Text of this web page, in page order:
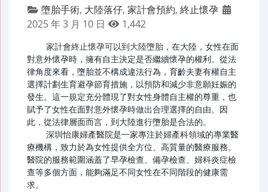
墮胎手術, 大陸落仔, 家計會預約, 終止懷孕
2025 年 3 月 10 日
1,442
家計會終止懷孕可以到大陸墮胎 ，在大陸，女性在面
對意外懷孕時，擁有自主決定是否繼續懷孕的權利。從法
律角度來看，墮胎並不構成違法行為，育齡夫妻有權自主
選擇計劃生育避孕節育措施，以預防和減少非意願妊娠的
發生。這一規定充分體現了對女性身體自主權的尊重，也
賦予了女性在面對意外懷孕時做出合理選擇的自由。因
此，從法律層面而言，到大陸進行墮胎是合法的。
療機構，致力於為女性提供全方位、高質量的醫療服務。
醫院的服務範圍涵蓋了早孕檢查、備孕檢查、婦科炎症檢
查等多個方面，能夠滿足不同女性在不同階段的健康需
求。